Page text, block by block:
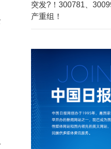
突发?！300781、
产重组！